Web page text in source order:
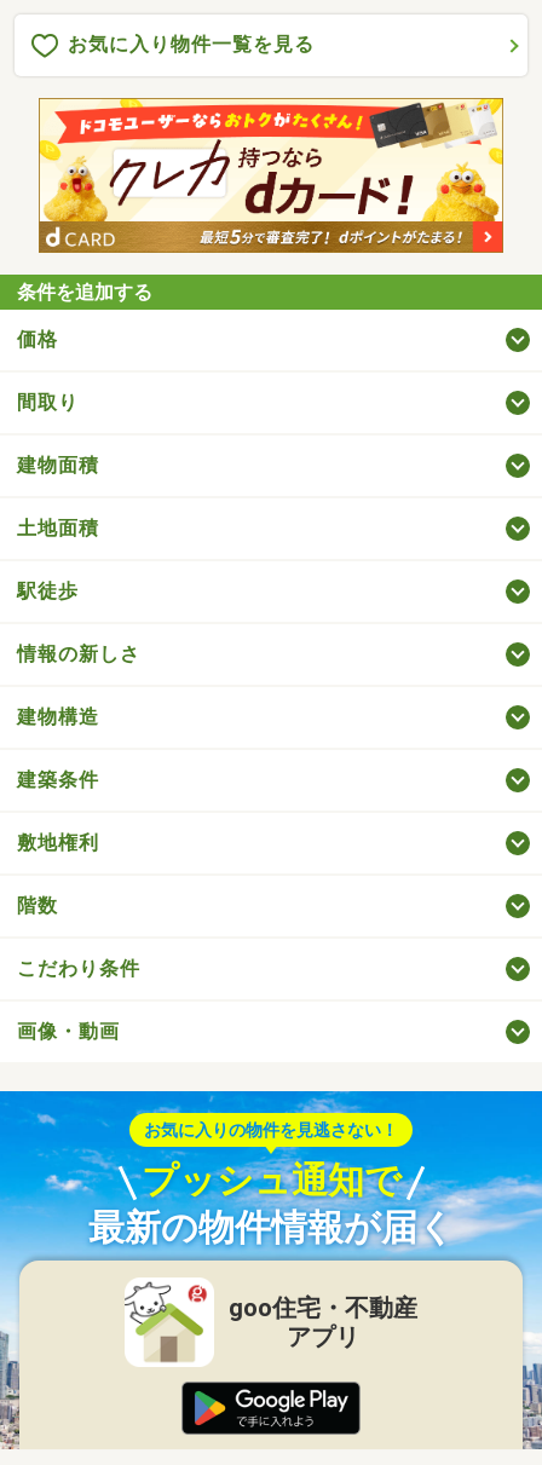
お気に入り物件一覧を見る
条件を追加する
価格
間取り
建物面積
土地面積
駅徒歩
情報の新しさ
建物構造
建築条件
敷地権利
階数
こだわり条件
画像・動画
お気に入りの物件を見逃さない！
プッシュ通知で
最新の物件情報が届く
goo住宅・不動産
アプリ